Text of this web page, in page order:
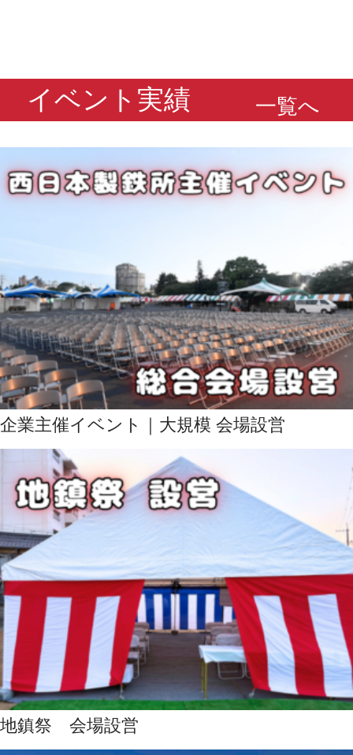
イベント実績 一覧へ
企業主催イベント｜大規模 会場設営
地鎮祭 会場設営